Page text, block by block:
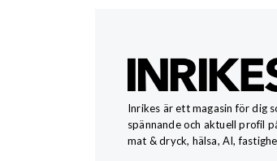
Inrikes är ett magasin för dig
spännande och aktuell profil
mat & dryck, hälsa, AI,